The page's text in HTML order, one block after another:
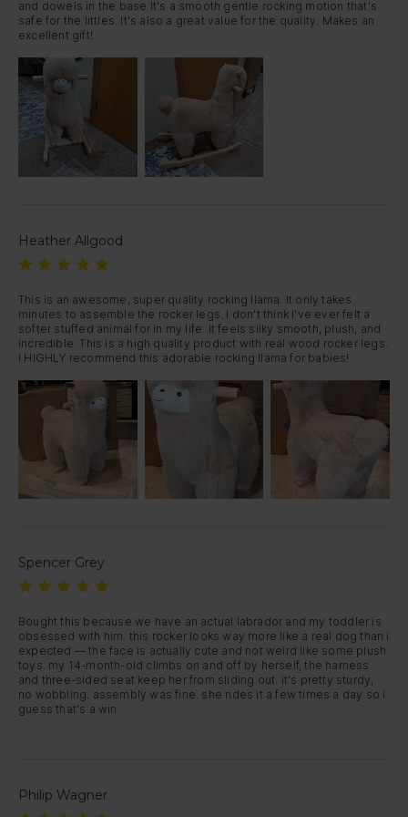
and dowels in the base It's a smooth gentle rocking motion that's
safe for the littles. It's also a great value for the quality. Makes an
excellent gift!
Heather Allgood
This is an awesome, super quality rocking llama. It only takes
minutes to assemble the rocker legs. I don't think I've ever felt a
softer stuffed animal for in my life. It feels silky smooth, plush, and
incredible. This is a high quality product with real wood rocker legs.
I HIGHLY recommend this adorable rocking llama for babies!
Spencer Grey
Bought this because we have an actual labrador and my toddler is
obsessed with him. this rocker looks way more like a real dog than i
expected — the face is actually cute and not weird like some plush
toys. my 14-month-old climbs on and off by herself, the harness
and three-sided seat keep her from sliding out. it's pretty sturdy,
no wobbling. assembly was fine. she rides it a few times a day so i
guess that's a win.
Philip Wagner